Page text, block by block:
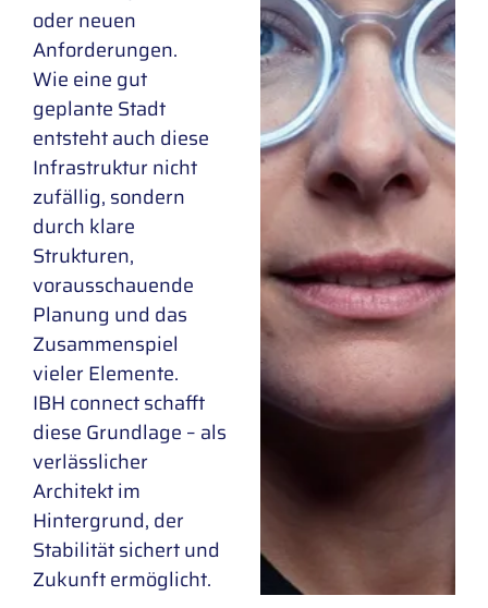
oder neuen
Anforderungen.
Wie eine gut
geplante Stadt
entsteht auch diese
Infrastruktur nicht
zufällig, sondern
durch klare
Strukturen,
vorausschauende
Planung und das
Zusammenspiel
vieler Elemente.
IBH connect schafft
diese Grundlage – als
verlässlicher
Architekt im
Hintergrund, der
Stabilität sichert und
Zukunft ermöglicht.